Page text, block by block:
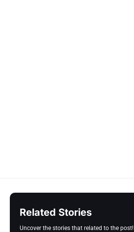
Related Stories
Uncover the stories that related to the post!